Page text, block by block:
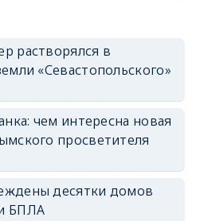
растворялся в
«Севастопольского»
чем интересна новая
просветителя
десятки домов
БПЛА